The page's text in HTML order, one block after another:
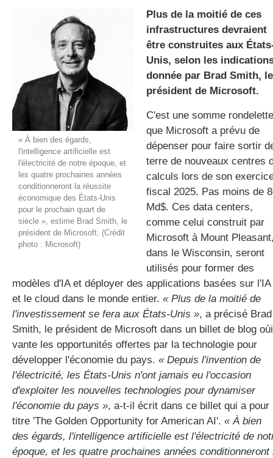
gratuite
« À bien des égards,
l'intelligence artificielle est
l'électricité de notre époque, et
les quatre prochaines années
conditionneront la réussite
économique des États-Unis
pour le prochain quart de
siècle », estime Brad Smith, le
président de Microsoft. (Crédit
photo : Microsoft)
Plus de la moitié de ces
infrastructures devraient
être construites aux
Unis, selon les
donnée par Brad Smith, le
président de Microsoft.
C'est une somme rondelette
que Microsoft a prévu de
dépenser pour faire sortir
terre de nouveaux centres
calculs lors de son
fiscal 2025. Pas moins de
Md$. Ces data centers,
comme celui construit par
Microsoft à Mount
dans le Wisconsin, seront
utilisés pour former des
modèles d'IA et déployer des applications basées sur l'IA
et le cloud dans le monde entier. « Plus de la moitié de
l'investissement se fera aux États-Unis », a précisé Brad
Smith, le président de Microsoft dans un billet de blog
vante les opportunités offertes par la technologie pour
développer l'économie du pays. « Depuis l'invention de
l'électricité, les États-Unis n'ont jamais eu l'occasion
d'exploiter les nouvelles technologies pour dynamiser
l'économie du pays », a-t-il écrit dans ce billet qui a pour
titre 'The Golden Opportunity for American AI'. « À bien
des égards, l'intelligence artificielle est l'électricité de
époque, et les quatre prochaines années conditionneront